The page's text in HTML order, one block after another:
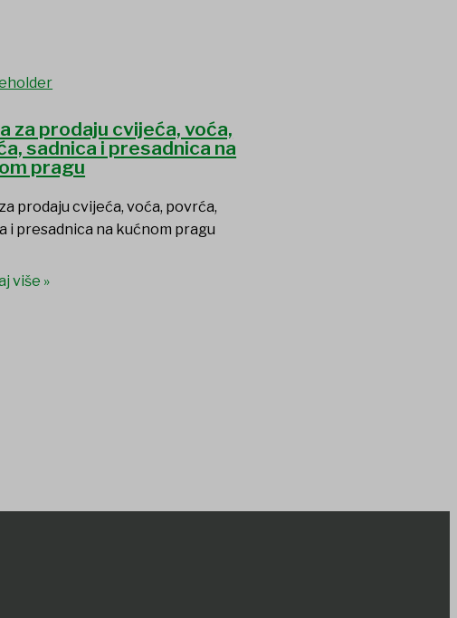
za prodaju cvijeća, voća,
sadnica i presadnica na
pragu
prodaju cvijeća, voća, povrća,
i presadnica na kućnom pragu
više »